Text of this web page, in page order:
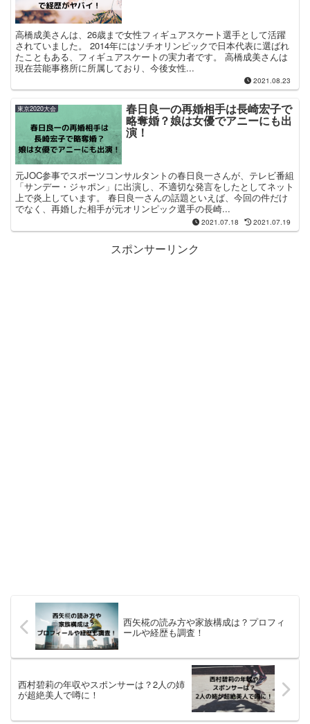
高橋成美さんは、26歳まで女性フィギュアスケート選手として活躍
されていました。 2014年にはソチオリンピックで日本代表に選ばれ
たこともある、フィギュアスケートの実力者です。 高橋成美さんは
現在芸能事務所に所属しており、今後女性...
2021.08.23
東京2020大会 春日良一の再婚相手は長崎宏子で
略奪婚？娘は女優でアニーにも出
演！
元JOC参事でスポーツコンサルタントの春日良一さんが、テレビ番組
「サンデー・ジャポン」に出演し、不適切な発言をしたとしてネット
上で炎上しています。 春日良一さんの話題といえば、今回の件だけ
でなく、再婚した相手が元オリンピック選手の長崎...
2021.07.18 2021.07.19
スポンサーリンク
西矢椛の読み方や家族構成は？プロフィ
ールや経歴も調査！
西村碧莉の年収やスポンサーは？2人の姉
が超絶美人で噂に！